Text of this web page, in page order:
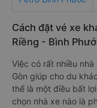
Cách đặt vé xe
Riềng - Bình
Việc có rất nhiều
Gòn giúp cho du
thể là một điều bất
chọn nhà xe nào là